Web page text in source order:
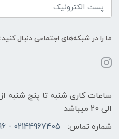
ما را در شبکه‌های اجتماعی دنبال کنید:
الی 20 میباشد
شماره تماس:
02144967405 - 09361868196